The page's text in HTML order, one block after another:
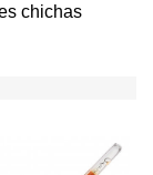
chichas